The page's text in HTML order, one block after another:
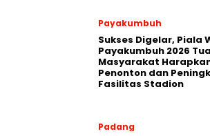
Payakumbuh
Sukses Digelar, Piala
Payakumbuh 2026
Masyarakat
Penonton dan
Fasilitas Stadion
Padang